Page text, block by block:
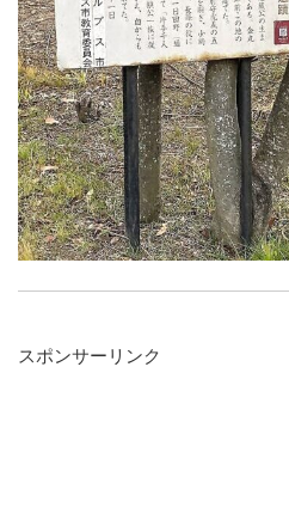
スポンサーリンク